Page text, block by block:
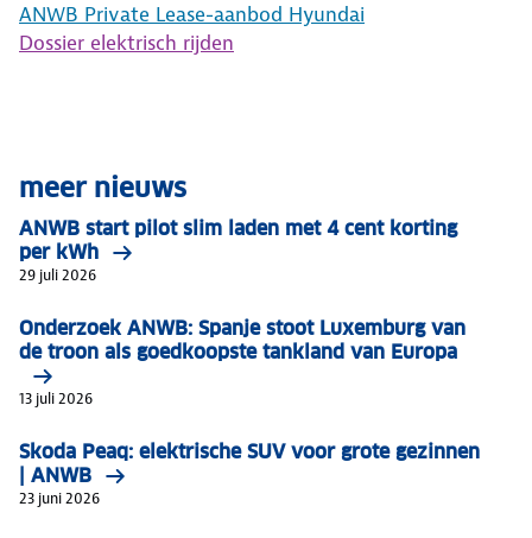
ANWB Private Lease-aanbod Hyundai
Dossier elektrisch rijden
meer nieuws
ANWB start pilot slim laden met 4 cent korting
per kWh
29 juli 2026
Onderzoek ANWB: Spanje stoot Luxemburg van
de troon als goedkoopste tankland van Europa
13 juli 2026
Skoda Peaq: elektrische SUV voor grote gezinnen
| ANWB
23 juni 2026